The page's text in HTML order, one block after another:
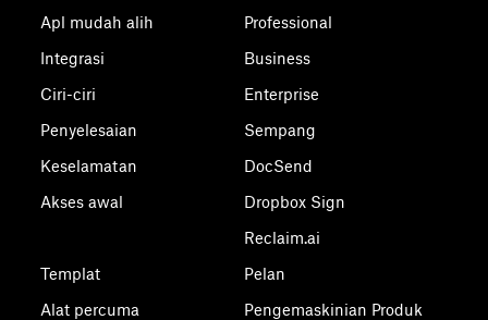
Apl mudah alih
Integrasi
Ciri-ciri
Penyelesaian
Keselamatan
Akses awal
Templat
Alat percuma
Professional
Business
Enterprise
Sempang
DocSend
Dropbox Sign
Reclaim.ai
Pelan
Pengemaskinian Produk